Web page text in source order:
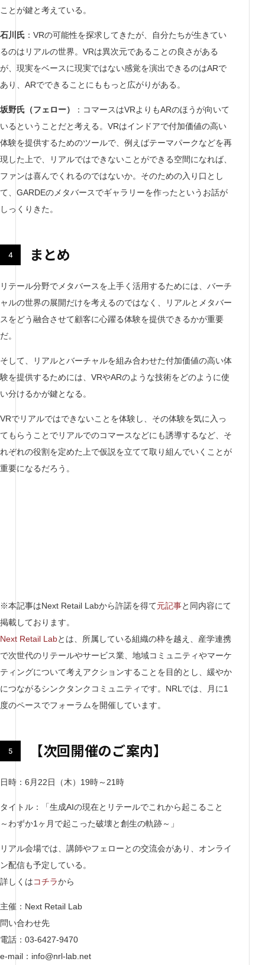
ことが鍵と考えている。
石川氏 ：VRの可能性を探求してきたが、自分たちが生きてい
るのはリアルの世界。VRは異次元であることの良さがある
が、現実をベースに現実ではない感覚を演出できるのはARで
あり、ARでできることにももっと広がりがある。
坂野氏（フェロー）
：コマースはVRよりもARのほうが向いて
いるということだと考える。VRはインドアで付加価値の高い
体験を提供するためのツールで、例えばテーマパークなどを再
現した上で、リアルではできないことができる空間になれば、
ファンは喜んでくれるのではないか。そのための入り口とし
て、GARDEのメタバースでギャラリーを作ったというお話が
しっくりきた。
まとめ
リテール分野でメタバースを上手く活用するためには、バーチ
ャルの世界の展開だけを考えるのではなく、リアルとメタバー
スをどう融合させて顧客に心躍る体験を提供できるかが重要
だ。
そして、リアルとバーチャルを組み合わせた付加価値の高い体
験を提供するためには、VRやARのような技術をどのように使
い分けるかが鍵となる。
VRでリアルではできないことを体験し、その体験を気に入っ
てもらうことでリアルでのコマースなどにも誘導するなど、そ
れぞれの役割を定めた上で仮説を立てて取り組んでいくことが
重要になるだろう。
※本記事はNext Retail Labから許諾を得て元記事と同内容にて
掲載しております。
Next Retail Labとは、所属している組織の枠を越え、産学連携
で次世代のリテールやサービス業、地域コミュニティやマーケ
ティングについて考えアクションすることを目的とし、緩やか
につながるシンクタンクコミュニティです。NRLでは、月に1
度のペースでフォーラムを開催しています。
【次回開催のご案内】
日時：6月22日（木）19時～21時
タイトル：「生成AIの現在とリテールでこれから起こること
～わずか1ヶ月で起こった破壊と創生の軌跡～」
リアル会場では、講師やフェローとの交流会があり、オンライ
ン配信も予定している。
詳しくはコチラから
主催：Next Retail Lab
問い合わせ先
電話：03-6427-9470
e-mail：info@nrl-lab.net